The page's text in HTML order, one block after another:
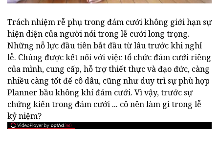
Trách nhiệm rễ phụ trong đám cưới không giới hạn sự
hiện diện của người nói trong lễ cưới long trọng.
Những nỗ lực đầu tiên bắt đầu từ lâu trước khi nghỉ
lễ. Chúng được kết nối với việc tổ chức đám cưới riêng
của mình, cung cấp, hỗ trợ thiết thực và đạo đức, càng
nhiều càng tốt để cô dâu, cũng như duy trì sự phù hợp
Planner bầu không khí đám cưới. Vì vậy, trước sự
chứng kiến trong đám cưới ... cô nên làm gì trong lễ
kỷ niệm?